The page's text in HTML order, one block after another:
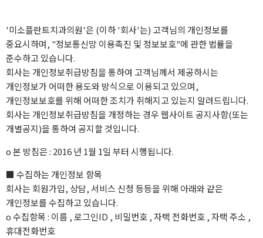
'미소플란트치과의원'은 (이하 '회사'는) 고객님의 개인정보를
중요시하며, "정보통신망 이용촉진 및 정보보호"에 관한 법률을
준수하고 있습니다.
회사는 개인정보취급방침을 통하여 고객님께서 제공하시는
개인정보가 어떠한 용도와 방식으로 이용되고 있으며,
개인정보보호를 위해 어떠한 조치가 취해지고 있는지 알려드립니다.
회사는 개인정보취급방침을 개정하는 경우 웹사이트 공지사항(또는
개별공지)을 통하여 공지할 것입니다.
ο 본 방침은 : 2016 년 1월 1일 부터 시행됩니다.
■ 수집하는 개인정보 항목
회사는 회원가입, 상담, 서비스 신청 등등을 위해 아래와 같은
개인정보를 수집하고 있습니다.
ο 수집항목 : 이름 , 로그인ID , 비밀번호 , 자택 전화번호 , 자택 주소 ,
휴대전화번호